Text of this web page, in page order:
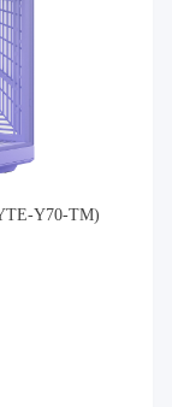
Y70-TM)